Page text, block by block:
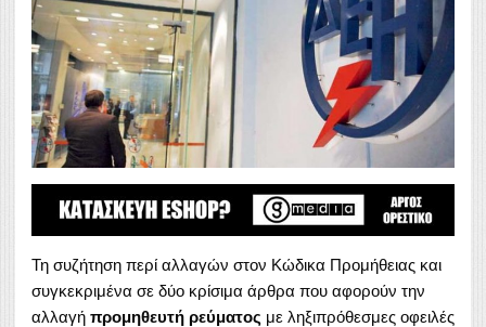
Τη συζήτηση περί αλλαγών στον Κώδικα Προμήθειας και
συγκεκριμένα σε δύο κρίσιμα άρθρα που αφορούν την
αλλαγή προμηθευτή ρεύματος με ληξιπρόθεσμες οφειλές